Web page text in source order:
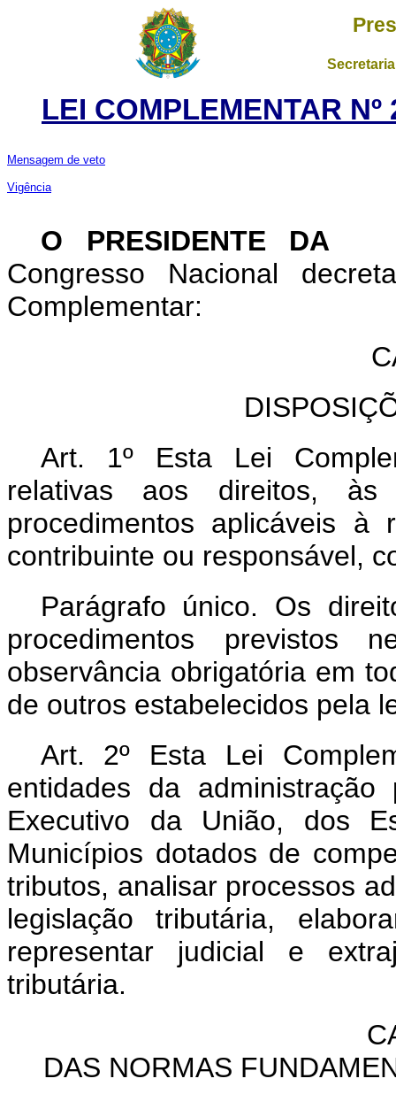
LEI COMPLEMENTAR
Mensagem de veto
Vigência
O PRESIDENTE DA
Congresso Nacional
Complementar:
Art. 1º Esta Lei
relativas aos direitos,
procedimentos aplicáveis à
contribuinte ou responsável,
Parágrafo único. Os
procedimentos previstos
observância obrigatória em
de outros estabelecidos pela
Art. 2º Esta Lei
entidades da
Executivo da União, dos
Municípios dotados de
tributos, analisar processos
legislação tributária,
representar judicial e
tributária.
DAS NORMAS